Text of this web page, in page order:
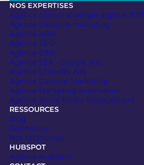
NOS EXPERTISES
Agence conseil stratégie digitale B2B
Agence Inbound marketing
Agence ABM
Agence SEO
Agence GEO
Agence SEA – Google Ads
Agence LinkedIn Ads
Agence Content Marketing
Agence Marketing automation
Agence Social Media Management
RESSOURCES
Blog
Définitions
Nos ressources
HUBSPOT
Agence HubSpot